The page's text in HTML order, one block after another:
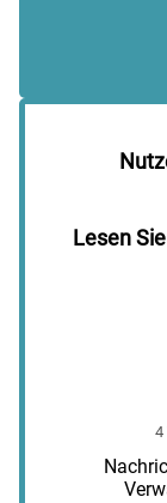
Lesen
4